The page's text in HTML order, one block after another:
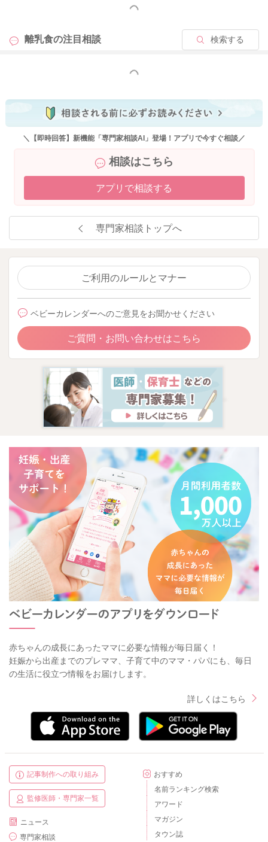
みなさまの健康・安全を守るために、ご理解いただけますと幸
これからもベビーカレンダーの専門家相談コーナーをよろしく
2023/6/7 10:49
もっと見る
離乳食の注目相談 検索する
もっと見る
＼【即時回答】新機能「専門家相談AI」登場！アプリで今すぐ相談／
相談はこちら
アプリで相談する
専門家相談トップへ
ご利用のルールとマナー
ベビーカレンダーへのご意見をお聞かせください
ご質問・お問い合わせはこちら
赤ちゃんの成長にあったママに必要な情報が毎日届く！
妊娠から出産までのプレママ、子育て中のママ・パパにも、毎日
の生活に役立つ情報をお届けします。
詳しくはこちら
記事制作への取り組み
監修医師・専門家一覧
ニュース
専門家相談
おすすめ
名前ランキング検索
アワード
マガジン
タウン誌